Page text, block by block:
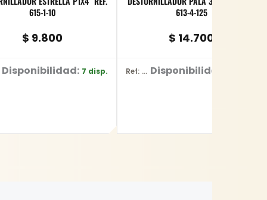
615-1-10
$ 9.800
Disponibilidad: 7 disp.
613-4-125
$ 14.700
Ref: 613-4-125 Disponibilidad: